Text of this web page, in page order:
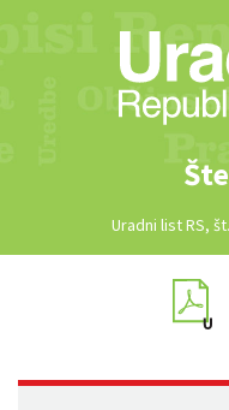
Uradni list RS,